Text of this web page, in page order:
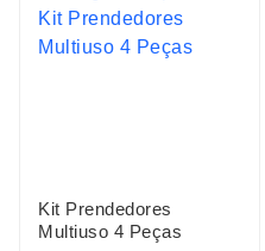
Kit Prendedores
Multiuso 4 Peças